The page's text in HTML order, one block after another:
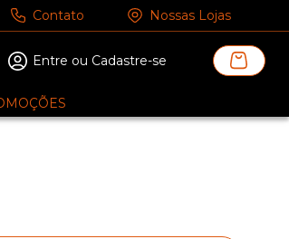
Contato Nossas Lojas
Entre ou Cadastre-se